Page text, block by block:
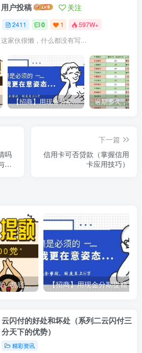
用户投稿 关注
2411 0 1 597W+
这家伙很懒，什么都没有写...
【招商】用现金分期提额，额度直上6万
吗
优
下一篇
信用卡可否贷款（掌握信用
卡应用技巧）
【农行】农行曲线提额，彻底告别“500党”
云闪付的好处和坏处（系列二云闪付三
分天下的优势）
精彩资讯